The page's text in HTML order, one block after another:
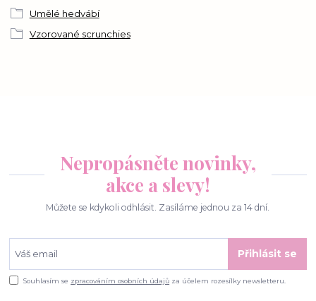
Umělé hedvábí
Vzorované scrunchies
Nepropásněte novinky,
akce a slevy!
Můžete se kdykoli odhlásit. Zasíláme jednou za 14 dní.
Přihlásit se
Souhlasím se zpracováním osobních údajů za účelem rozesílky newsletteru.